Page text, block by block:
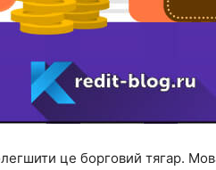
це борговий тягар.